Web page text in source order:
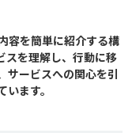
容を簡単に紹介する構
スを理解し、行動に移
サービスへの関心を引